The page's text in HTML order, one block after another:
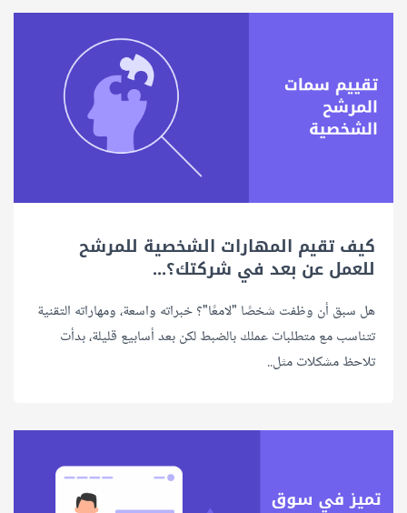
كيف تقيم المهارات الشخصية للمرشح
للعمل عن بعد في شركتك؟...
هل سبق أن وظفت شخصًا "لامعًا"؟ خبراته واسعة، ومهاراته التقنية
تتناسب مع متطلبات عملك بالضبط لكن بعد أسابيع قليلة، بدأت
تلاحظ مشكلات مثل..